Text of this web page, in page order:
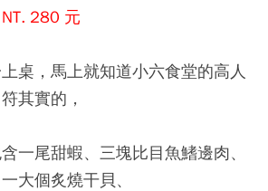
280 元
桌，馬上就知道小六食堂的高人
其實的，
一尾甜蝦、三塊比目魚鰭邊肉、
大個炙燒干貝、